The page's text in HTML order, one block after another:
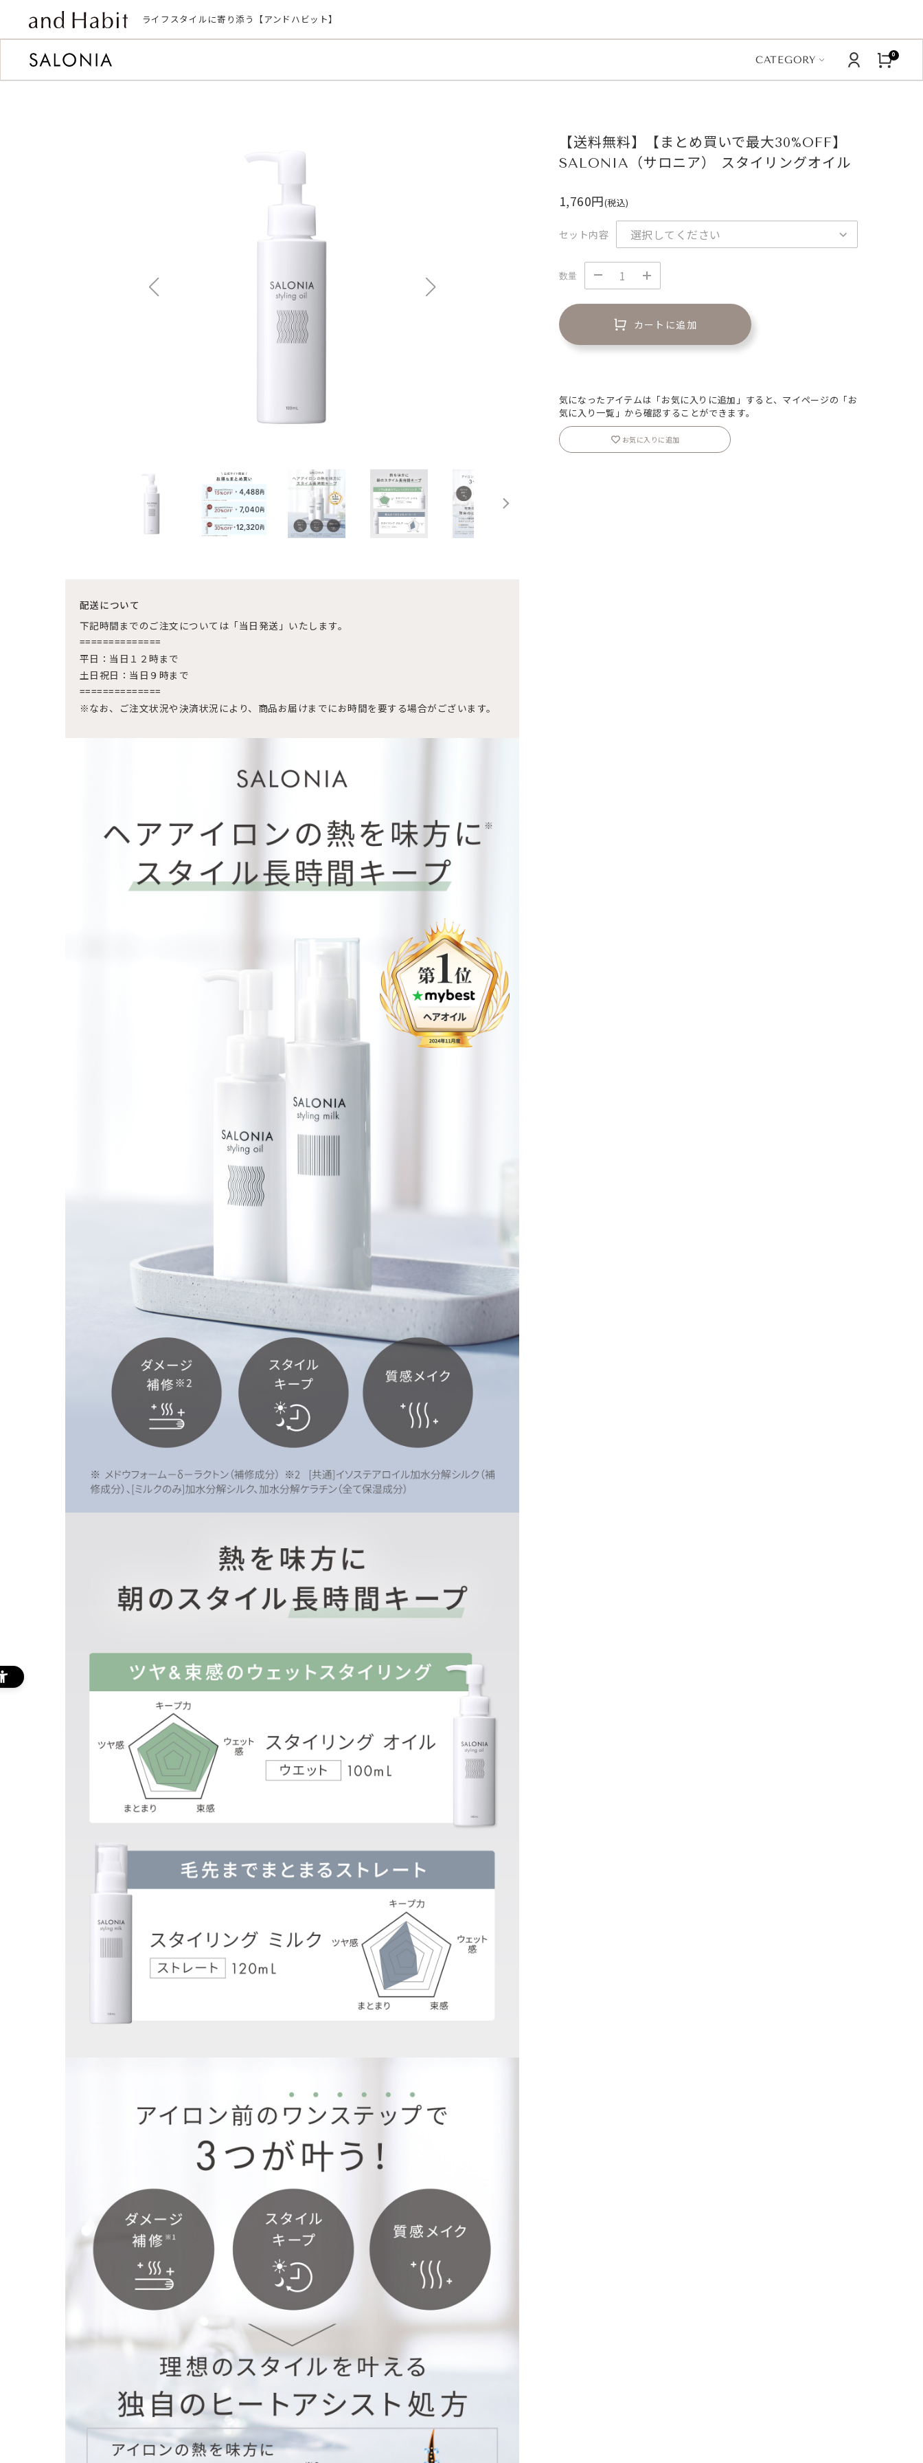
ライフスタイルに寄り添う【アンドハビット】
CATEGORY
0
配送について
下記時間までのご注文については「当日発送」いたします。
==============
平日：当日１２時まで
土日祝日：当日９時まで
==============
※なお、ご注文状況や決済状況により、商品お届けまでにお時間を要する場合がございます。
【送料無料】【まとめ買いで最大30%OFF】
SALONIA（サロニア） スタイリングオイル
1,760円(税込)
セット内容
数量
カートに追加
気になったアイテムは「お気に入りに追加」すると、マイページの「お
気に入り一覧」から確認することができます。
お気に入りに追加